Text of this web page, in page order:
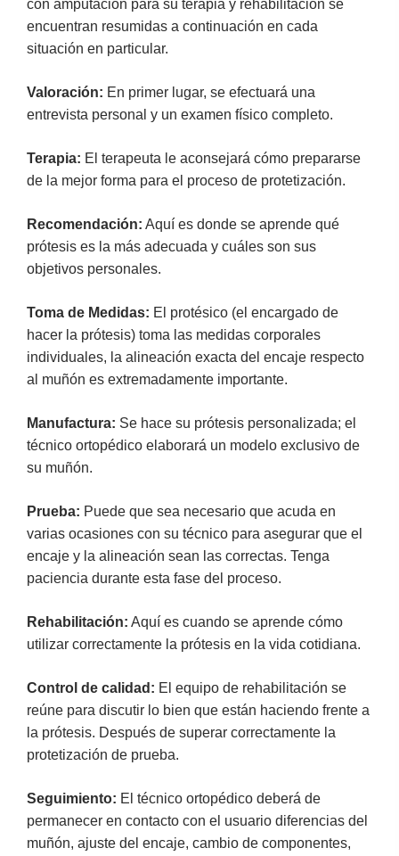
con amputación para su terapia y rehabilitación se
encuentran resumidas a continuación en cada
situación en particular.
Valoración: En primer lugar, se efectuará una
entrevista personal y un examen físico completo.
Terapia: El terapeuta le aconsejará cómo prepararse
de la mejor forma para el proceso de protetización.
Recomendación: Aquí es donde se aprende qué
prótesis es la más adecuada y cuáles son sus
objetivos personales.
Toma de Medidas: El protésico (el encargado de
hacer la prótesis) toma las medidas corporales
individuales, la alineación exacta del encaje respecto
al muñón es extremadamente importante.
Manufactura: Se hace su prótesis personalizada; el
técnico ortopédico elaborará un modelo exclusivo de
su muñón.
Prueba: Puede que sea necesario que acuda en
varias ocasiones con su técnico para asegurar que el
encaje y la alineación sean las correctas. Tenga
paciencia durante esta fase del proceso.
Rehabilitación: Aquí es cuando se aprende cómo
utilizar correctamente la prótesis en la vida cotidiana.
Control de calidad: El equipo de rehabilitación se
reúne para discutir lo bien que están haciendo frente a
la prótesis. Después de superar correctamente la
protetización de prueba.
Seguimiento: El técnico ortopédico deberá de
permanecer en contacto con el usuario diferencias del
muñón, ajuste del encaje, cambio de componentes,